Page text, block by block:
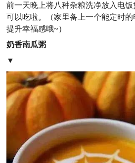
前一天晚上将八种杂粮洗净放入电
可以吃啦。（家里备上一个能定时
提升幸福感哦~）
奶香南瓜粥
▼